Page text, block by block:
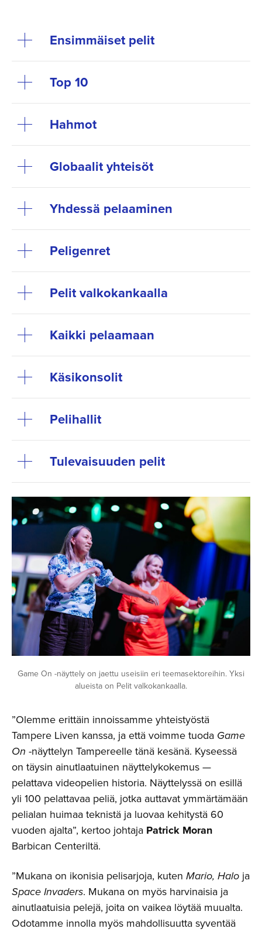
Ensimmäiset pelit
Top 10
Hahmot
Globaalit yhteisöt
Yhdessä pelaaminen
Peligenret
Pelit valkokan­kaalla
Kaikki pelaamaan
Käsikonsolit
Pelihallit
Tulevaisuuden pelit
Game On -näyttely on jaettu useisiin eri teemasektoreihin. Yksi
alueista on Pelit valkokankaalla.
”Olemme erittäin innoissamme yhteistyöstä
Tampere Liven kanssa, ja että voimme tuoda Game
On -näyttelyn Tampereelle tänä kesänä. Kyseessä
on täysin ainutlaatuinen näyttelykokemus —
pelattava videopelien historia. Näyttelyssä on esillä
yli 100 pelattavaa peliä, jotka auttavat ymmärtämään
pelialan huimaa teknistä ja luovaa kehitystä 60
vuoden ajalta”, kertoo johtaja Patrick Moran
Barbican Centeriltä.
”Mukana on ikonisia pelisarjoja, kuten Mario, Halo ja
Space Invaders. Mukana on myös harvinaisia ja
ainutlaatuisia pelejä, joita on vaikea löytää muualta.
Odotamme innolla myös mahdollisuutta syventää